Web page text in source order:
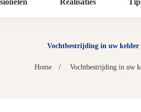
Realisaties
Vochtbestrijding in uw kelder
Home Vochtbestrijding in uw